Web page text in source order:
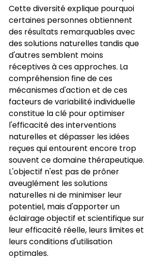
Cette diversité explique pourquoi
certaines personnes obtiennent
des résultats remarquables avec
des solutions naturelles tandis que
d'autres semblent moins
réceptives à ces approches. La
compréhension fine de ces
mécanismes d'action et de ces
facteurs de variabilité individuelle
constitue la clé pour optimiser
l'efficacité des interventions
naturelles et dépasser les idées
reçues qui entourent encore trop
souvent ce domaine thérapeutique.
L'objectif n'est pas de prôner
aveuglément les solutions
naturelles ni de minimiser leur
potentiel, mais d'apporter un
éclairage objectif et scientifique sur
leur efficacité réelle, leurs limites et
leurs conditions d'utilisation
optimales.